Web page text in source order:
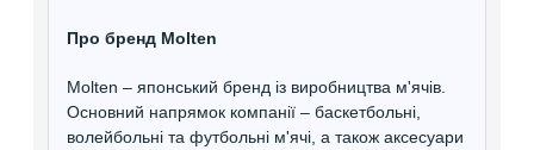
Про бренд Molten
Molten – японський бренд із виробництва м'ячів.
Основний напрямок компанії – баскетбольні,
волейбольні та футбольні м'ячі, а також аксесуари